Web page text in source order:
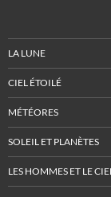
LA LUNE
CIEL ÉTOILÉ
MÉTÉORES
SOLEIL ET PLANÈTES
LES HOMMES ET LE